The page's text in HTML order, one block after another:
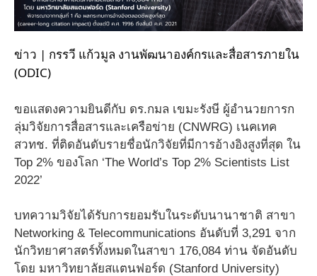
ข่าว | กรรวี แก้วมูล งานพัฒนาองค์กรและสื่อสารภายใน
(ODIC)
ขอแสดงความยินดีกับ ดร.กมล เขมะรังษี ผู้อำนวยการก
ลุ่มวิจัยการสื่อสารและเครือข่าย (CNWRG) เนคเทค
สวทช. ที่ติดอันดับรายชื่อนักวิจัยที่มีการอ้างอิงสูงที่สุด ใน
Top 2% ของโลก ‘The World’s Top 2% Scientists List
2022’
บทความวิจัยได้รับการยอมรับในระดับนานาชาติ สาขา
Networking & Telecommunications อันดับที่ 3,291 จาก
นักวิทยาศาสตร์ทั้งหมดในสาขา 176,084 ท่าน จัดอันดับ
โดย มหาวิทยาลัยสแตนฟอร์ด (Stanford University)